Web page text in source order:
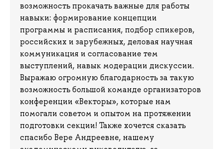
возможность прокачать важные для работы
навыки: формирование концепции
программы и расписания, подбор спикеров,
российских и зарубежных, деловая научная
коммуникация и согласование тем
выступлений, навык модерации дискуссии.
Выражаю огромную благодарность за такую
возможность большой команде организаторов
конференции «Векторы», которые нам
помогали советом и опытом на протяжении
подготовки секции! Также хочется сказать
спасибо Вере Андреевне, нашему